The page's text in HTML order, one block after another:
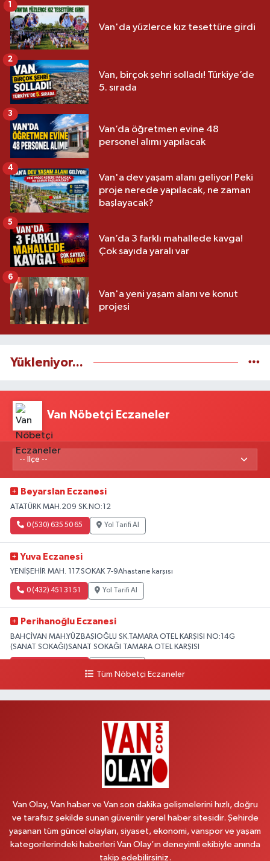
Van'da yüzlerce kız tesettüre girdi
1
Van, birçok şehri solladı! Türkiye’de
5. sırada
2
Van’da öğretmen evine 48
personel alımı yapılacak
3
Van'a dev yaşam alanı geliyor! Peki
proje nerede yapılacak, ne zaman
başlayacak?
4
Van’da 3 farklı mahallede kavga!
Çok sayıda yaralı var
5
Van'a yeni yaşam alanı ve konut
projesi
6
Yükleniyor...
Van Nöbetçi Eczaneler
Beyarslan Eczanesi
ATATÜRK MAH.209 SK.NO:12
0 (530) 635 50 65 Yol Tarifi Al
Yuva Eczanesi
YENİŞEHİR MAH. 117.SOKAK 7-9Ahastane karşısı
0 (432) 451 31 51 Yol Tarifi Al
Perihanoğlu Eczanesi
BAHÇİVAN MAH.YÜZBAŞIOĞLU SK.TAMARA OTEL KARŞISI NO:14G
(SANAT SOKAĞI)SANAT SOKAĞI TAMARA OTEL KARŞISI
Yol Tarifi Al
BEYAZIT MAH.ZEYLAN CADDESİ OKYANUS GİYİM YANI NO:1
Afşar Eczanesi
Kazım Karabekir cad.Eski Araştırma Hastanesi karşısı (kent park karşısı )
Kaval iş merkezi No: 156 B
Tüm Nöbetçi Eczaneler
Van Olay, Van haber ve Van son dakika gelişmelerini hızlı, doğru
ve tarafsız şekilde sunan güvenilir yerel haber sitesidir. Şehirde
yaşanan tüm güncel olayları, siyaset, ekonomi, vanspor ve yaşam
kategorilerindeki haberleri Van Olay’ın deneyimli ekibiyle anında
takip edebilirsiniz.